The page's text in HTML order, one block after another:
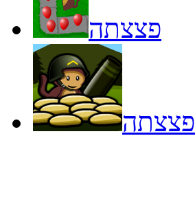
פצצתה
פצצתה